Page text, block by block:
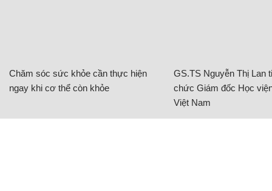
Chăm sóc sức khỏe cần thực hiện
ngay khi cơ thể còn khỏe
GS.TS Nguyễn Thị Lan
chức Giám đốc Học
Việt Nam